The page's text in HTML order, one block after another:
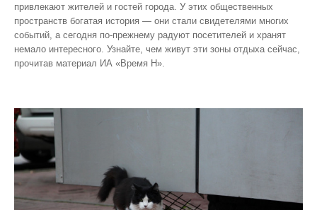
привлекают жителей и гостей города. У этих общественных
пространств богатая история — они стали свидетелями многих
событий, а сегодня по‑прежнему радуют посетителей и хранят
немало интересного. Узнайте, чем живут эти зоны отдыха сейчас,
прочитав материал ИА «Время Н».